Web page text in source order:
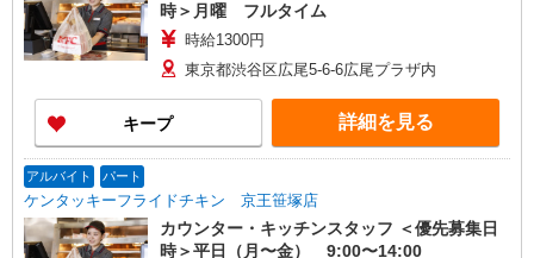
時＞月曜 フルタイム
時給1300円
東京都渋谷区広尾5-6-6広尾プラザ内
キープ 詳細を見る
アルバイト パート
ケンタッキーフライドチキン 京王笹塚店
カウンター・キッチンスタッフ ＜優先募集日
時＞平日（月〜金） 9:00〜14:00